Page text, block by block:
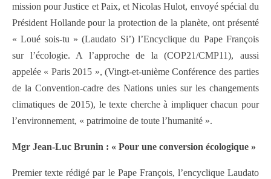
mission pour Justice et Paix, et Nicolas Hulot, envoyé spécial du
Président Hollande pour la protection de la planète, ont présenté
« Loué sois-tu » (Laudato Si’) l’Encyclique du Pape François
sur l’écologie. A l’approche de la (COP21/CMP11), aussi
appelée « Paris 2015 », (Vingt-et-unième Conférence des parties
de la Convention-cadre des Nations unies sur les changements
climatiques de 2015), le texte cherche à impliquer chacun pour
l’environnement, « patrimoine de toute l’humanité ».
Mgr Jean-Luc Brunin : « Pour une conversion écologique »
Premier texte rédigé par le Pape François, l’encyclique Laudato